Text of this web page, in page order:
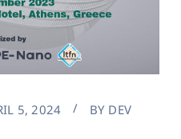
5, 2024 BY DEV